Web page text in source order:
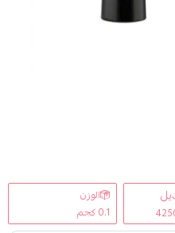
الاصطناعية لاش
الوزن
0.1 كجم